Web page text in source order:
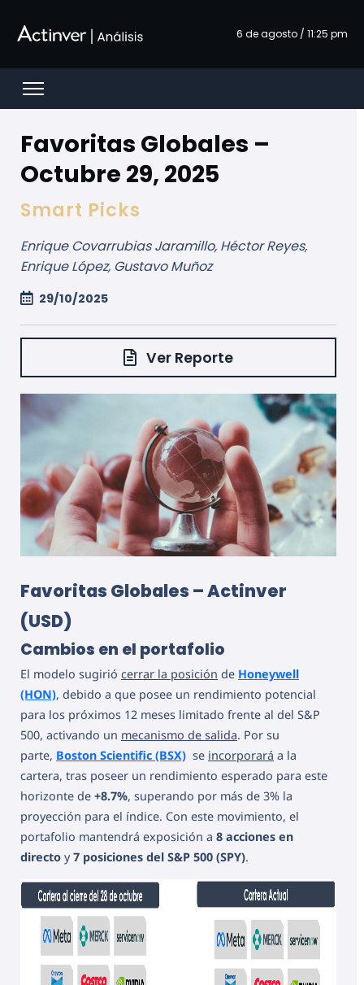
6 de agosto / 11:25 pm
Open menu
Favoritas Globales –
Octubre 29, 2025
Smart Picks
Enrique Covarrubias Jaramillo, Héctor Reyes,
Enrique López, Gustavo Muñoz
29/10/2025
Ver Reporte
Favoritas Globales – Actinver
(USD)
Cambios en el portafolio
El modelo sugirió cerrar la posición de Honeywell
(HON), debido a que posee un rendimiento potencial
para los próximos 12 meses limitado frente al del S&P
500, activando un mecanismo de salida. Por su
parte, Boston Scientific (BSX) se incorporará a la
cartera, tras poseer un rendimiento esperado para este
horizonte de +8.7%, superando por más de 3% la
proyección para el índice. Con este movimiento, el
portafolio mantendrá exposición a 8 acciones en
directo y7 posiciones del S&P 500 (SPY).